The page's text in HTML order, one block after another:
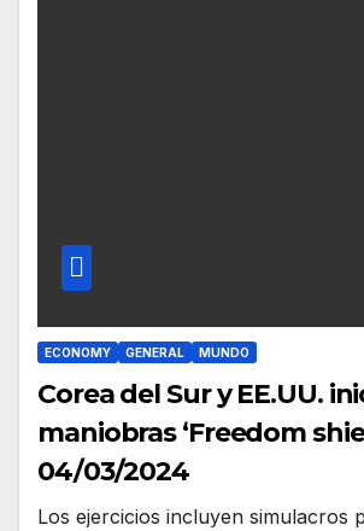
ECONOMY GENERAL MUNDO
Corea del Sur y EE.UU.
maniobras ‘Freedom
04/03/2024
Los ejercicios incluyen simulacros